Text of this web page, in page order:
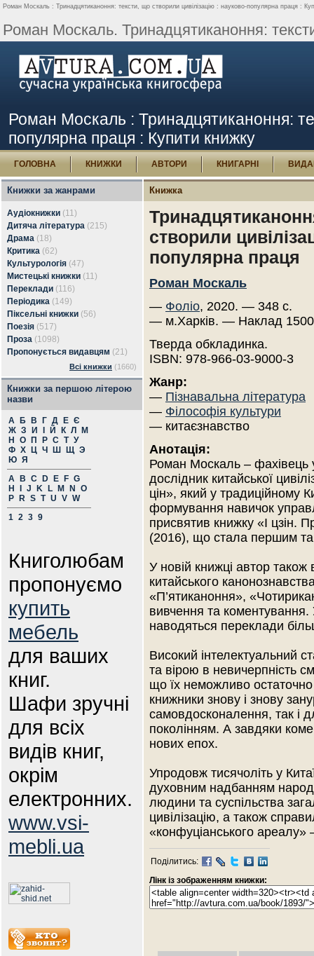
Роман Москаль : Тринадцятиканоння: тексти, що створили цивілізацію : науково-популярна праця :
Роман Москаль. Тринадцятиканоння:
Роман Москаль : Тринадцятиканоння:
популярна праця : Купити книжку
ГОЛОВНА КНИЖКИ АВТОРИ КНИГАРНІ
Книжки за жанрами
Аудіокнижки (11)
Дитяча література (215)
Драма (18)
Критика (62)
Культурологія (47)
Мистецькі книжки (11)
Переклади (116)
Періодика (149)
Піксельні книжки (56)
Поезія (517)
Проза (1098)
Пропонується видавцям (21)
Всі книжки (1660)
Книжки за першою літерою
назви
А Б В Г Д Е Є
Ж З И Й К Л
М
Н
О П Р С Т У
Ф Х Ц Ч Ш Щ Э
Ю Я
A
B C D E F G
H
J K L M N
O
P
R S T U V W
1 2 3 9
Книголюбам
пропонуємо
купить
мебель
для ваших
книг.
Шафи зручні
для всіх
видів книг,
окрім
електронних.
www.vsi-
mebli.ua
Книжка
створили
популярна праця
Роман Москаль
— Фоліо, 2020. — 348 с.
— м.Харків. — Наклад
Тверда обкладинка.
ISBN: 978-966-03-9000-3
Жанр:
— Пізнавальна література
— Філософія культури
— китаєзнавство
Анотація:
Роман Москаль – фахівець
дослідник китайської
цін», який у традиційному
формування навичок
присвятив книжку «І цзін.
(2016), що стала першим
У новій книжці автор також
китайського
«П’ятиканоння»,
вивчення та коментування.
наводяться переклади
Високий інтелектуальний
та вірою в невичерпність
що їх неможливо остаточно
книжники знову і знову
самовдосконалення, так і
поколінням. А завдяки
нових епох.
Упродовж тисячоліть у
духовним надбанням
людини та суспільства
цивілізацію, а також
«конфуціанського
Поділитись:
Лінк із зображенням книжки: